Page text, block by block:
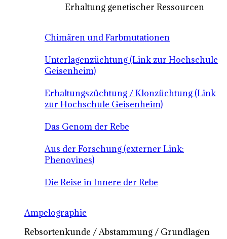
Erhaltung genetischer Ressourcen
Chimären und Farbmutationen
Unterlagenzüchtung (Link zur Hochschule
Geisenheim)
Erhaltungszüchtung / Klonzüchtung (Link
zur Hochschule Geisenheim)
Das Genom der Rebe
Aus der Forschung (externer Link:
Phenovines)
Die Reise in Innere der Rebe
Ampelographie
Rebsortenkunde / Abstammung / Grundlagen